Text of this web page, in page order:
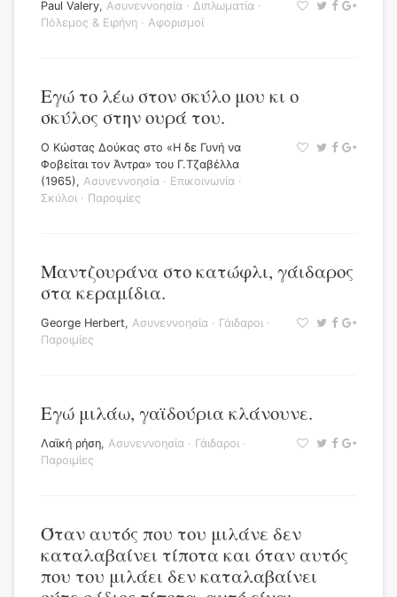
Paul Valery, Ασυνεννοησία · Διπλωματία ·
Πόλεμος & Ειρήνη · Αφορισμοί
Εγώ το λέω στον σκύλο μου κι ο
σκύλος στην ουρά του.
Ο Κώστας Δούκας στο «Η δε Γυνή να
Φοβείται τον Άντρα» του Γ.Τζαβέλλα
(1965), Ασυνεννοησία · Επικοινωνία ·
Σκύλοι · Παροιμίες
Μαντζουράνα στο κατώφλι, γάιδαρος
στα κεραμίδια.
George Herbert, Ασυνεννοησία · Γάιδαροι ·
Παροιμίες
Εγώ μιλάω, γαϊδούρια κλάνουνε.
Λαϊκή ρήση, Ασυνεννοησία · Γάιδαροι ·
Παροιμίες
Όταν αυτός που του μιλάνε δεν
καταλαβαίνει τίποτα και όταν αυτός
που του μιλάει δεν καταλαβαίνει